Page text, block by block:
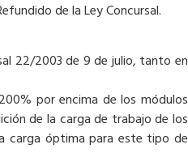
de la Ley Concursal.
22/2003 de 9 de julio, tanto en
por encima de los módulos
de la carga de trabajo de los
carga óptima para este tipo de